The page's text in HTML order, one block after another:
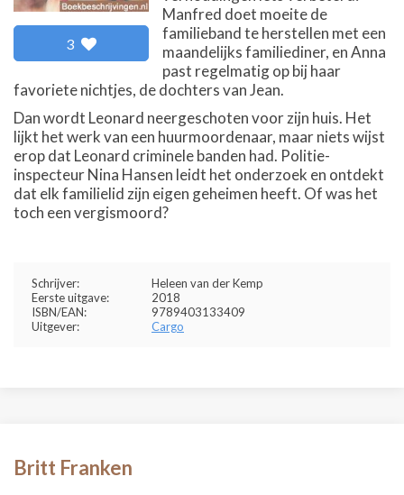
3
Manfred doet moeite de
familieband te herstellen met een
maandelijks familiediner, en Anna
past regelmatig op bij haar
favoriete nichtjes, de dochters van Jean.
Dan wordt Leonard neergeschoten voor zijn huis. Het
lijkt het werk van een huurmoordenaar, maar niets wijst
erop dat Leonard criminele banden had. Politie-
inspecteur Nina Hansen leidt het onderzoek en ontdekt
dat elk familielid zijn eigen geheimen heeft. Of was het
toch een vergismoord?
Schrijver:
Heleen van der Kemp
Eerste uitgave:
2018
ISBN/EAN:
9789403133409
Uitgever:
Cargo
Britt Franken